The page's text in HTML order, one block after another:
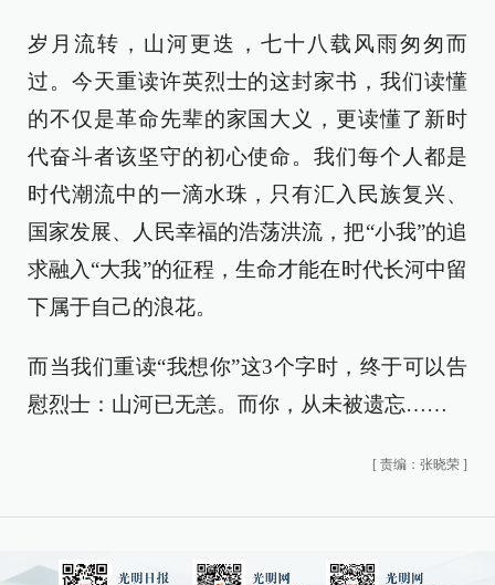
岁月流转，山河更迭，七十八载风雨匆匆而
过。今天重读许英烈士的这封家书，我们读懂
的不仅是革命先辈的家国大义，更读懂了新时
代奋斗者该坚守的初心使命。我们每个人都是
时代潮流中的一滴水珠，只有汇入民族复兴、
国家发展、人民幸福的浩荡洪流，把“小我”的追
求融入“大我”的征程，生命才能在时代长河中留
下属于自己的浪花。
而当我们重读“我想你”这3个字时，终于可以告
慰烈士：山河已无恙。而你，从未被遗忘……
[ 责编：张晓荣 ]